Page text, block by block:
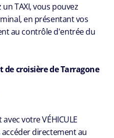
TAXI, vous pouvez
en présentant vos
au contrôle d'entrée du
croisière de Tarragone
votre VÉHICULE
accéder directement au